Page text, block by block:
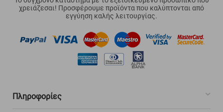
χρειάζεσαι! Προσφέρουμε προϊόντα που καλύπτονται από
εγγύηση καλής λειτουργίας.
Πληροφορίες